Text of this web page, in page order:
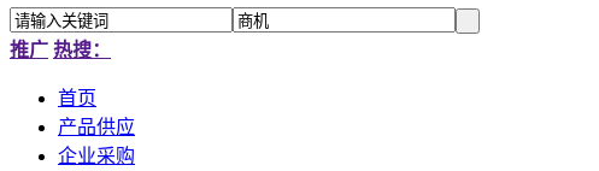
推广 热搜：
首页
产品供应
企业采购